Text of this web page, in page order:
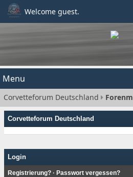
Welcome guest.
Menu
Corvetteforum Deutschland
Corvetteforum Deutschland
Login
Registrierung? · Passwort vergessen?